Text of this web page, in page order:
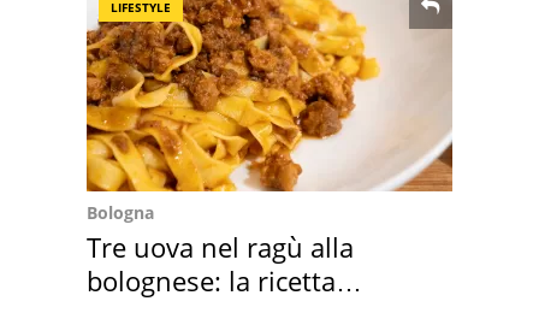
LIFESTYLE
Bologna
Tre uova nel ragù alla
bolognese: la ricetta